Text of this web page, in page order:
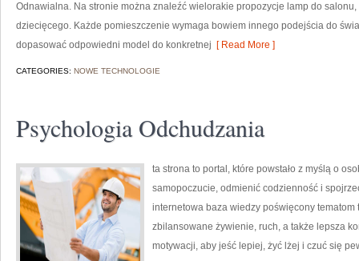
Odnawialna. Na stronie można znaleźć wielorakie propozycje lamp do
dziecięcego. Każde pomieszczenie wymaga bowiem innego podejścia do
dopasować odpowiedni model do konkretnej [ Read More ]
CATEGORIES: NOWE TECHNOLOGIE
Psychologia Odchudzania
ta strona to portal, które powstało z myślą o
samopoczucie, odmienić codzienność i
internetowa baza wiedzy poświęcony
zbilansowane żywienie, ruch, a także lepsza
motywacji, aby jeść lepiej, żyć lżej i czuć się